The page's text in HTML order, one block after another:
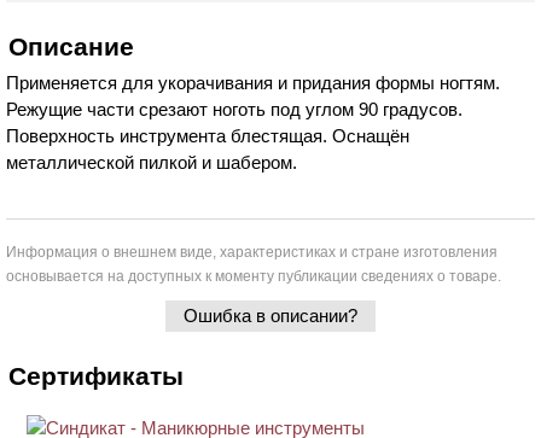
Описание
Применяется для укорачивания и придания формы ногтям.
Режущие части срезают ноготь под углом 90 градусов.
Поверхность инструмента блестящая. Оснащён
металлической пилкой и шабером.
Информация о внешнем виде, характеристиках и стране изготовления
основывается на доступных к моменту публикации сведениях о товаре.
Ошибка в описании?
Сертификаты